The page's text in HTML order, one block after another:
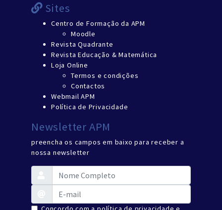
Sites
Centro de Formação da APM
Moodle
Revista Quadrante
Revista Educação & Matemática
Loja Online
Termos e condições
Contactos
Webmail APM
Política de Privacidade
Newsletter APM
preencha os campos em baixo para receber a
nossa newsletter